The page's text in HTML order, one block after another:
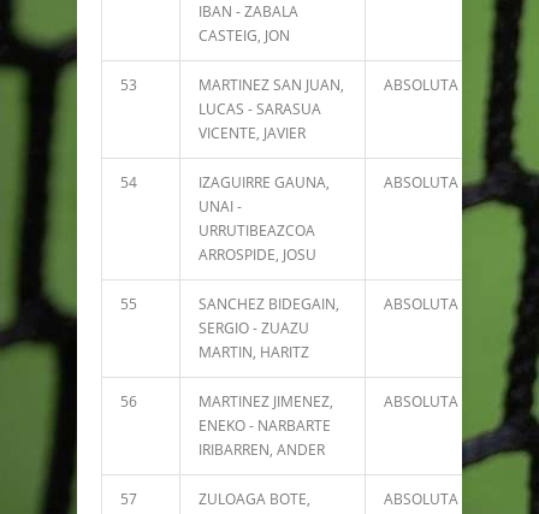
IBAN - ZABALA
CASTEIG, JON
53
MARTINEZ SAN JUAN,
LUCAS - SARASUA
VICENTE, JAVIER
ABSOLUTA 2174
54
IZAGUIRRE GAUNA,
UNAI -
URRUTIBEAZCOA
ARROSPIDE, JOSU
ABSOLUTA 2137
55
SANCHEZ BIDEGAIN,
SERGIO - ZUAZU
MARTIN, HARITZ
ABSOLUTA 2080
56
MARTINEZ JIMENEZ,
ENEKO - NARBARTE
IRIBARREN, ANDER
ABSOLUTA 2042
57
ZULOAGA BOTE,
ABSOLUTA